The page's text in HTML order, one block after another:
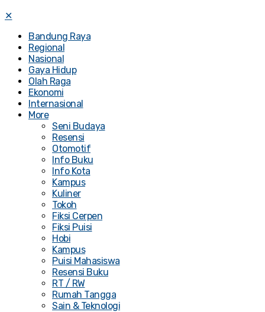
✕
Bandung Raya
Regional
Nasional
Gaya Hidup
Olah Raga
Ekonomi
Internasional
More
Seni Budaya
Resensi
Otomotif
Info Buku
Info Kota
Kampus
Kuliner
Tokoh
Fiksi Cerpen
Fiksi Puisi
Hobi
Kampus
Puisi Mahasiswa
Resensi Buku
RT / RW
Rumah Tangga
Sain & Teknologi